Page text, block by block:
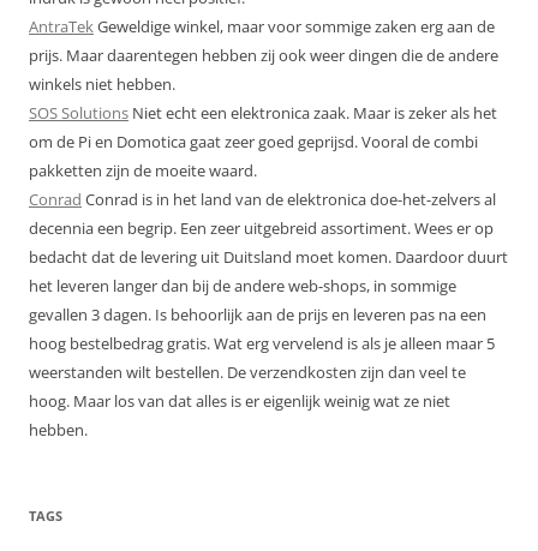
AntraTekGeweldige winkel, maar voor sommige zaken erg aan de
prijs. Maar daarentegen hebben zij ook weer dingen die de andere
winkels niet hebben.
SOS Solutions Niet echt een elektronica zaak. Maar is zeker als het
om de Pi en Domotica gaat zeer goed geprijsd. Vooral de combi
pakketten zijn de moeite waard.
Conrad Conrad is in het land van de elektronica doe-het-zelvers al
decennia een begrip. Een zeer uitgebreid assortiment. Wees er op
bedacht dat de levering uit Duitsland moet komen. Daardoor duurt
het leveren langer dan bij de andere web-shops, in sommige
gevallen 3 dagen. Is behoorlijk aan de prijs en leveren pas na een
hoog bestelbedrag gratis. Wat erg vervelend is als je alleen maar 5
weerstanden wilt bestellen. De verzendkosten zijn dan veel te
hoog. Maar los van dat alles is er eigenlijk weinig wat ze niet
hebben.
TAGS